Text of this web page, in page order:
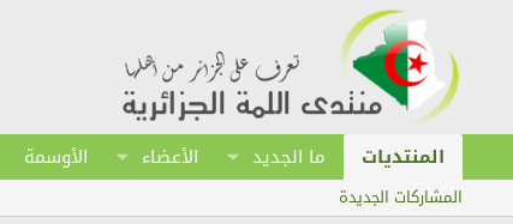
المنتديات ما الجديد الأعضاء الأوسمة
المشاركات الجديدة